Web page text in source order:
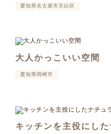
愛知県名古屋市天白区
大人かっこいい空間
愛知県岡崎市
キッチンを主役にし